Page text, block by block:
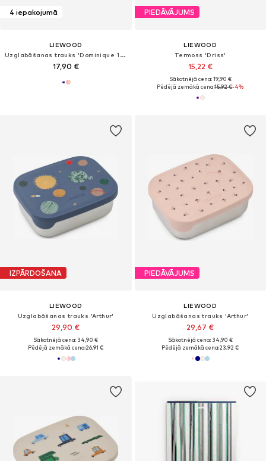
4 iepakojumā
LIEWOOD
Uzglabāšanas trauks 'Dominique 100ml'
17,90 €
PIEDĀVĀJUMS
LIEWOOD
Termoss 'Driss'
15,22 €
Sākotnējā cena: 19,90 €
Pēdējā zemākā cena:15,92 €-4%
IZPĀRDOŠANA
LIEWOOD
Uzglabāšanas trauks 'Arthur'
29,90 €
Sākotnējā cena: 34,90 €
Pēdējā zemākā cena:26,91 €
PIEDĀVĀJUMS
LIEWOOD
Uzglabāšanas trauks 'Arthur'
29,67 €
Sākotnējā cena: 34,90 €
Pēdējā zemākā cena:23,92 €